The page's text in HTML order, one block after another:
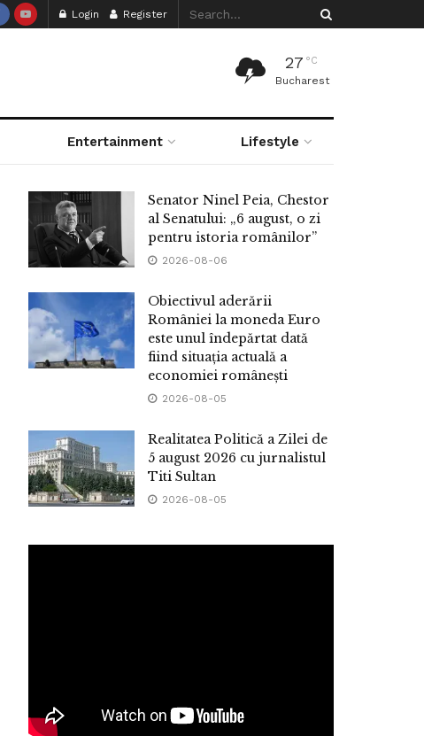
Login Register
27 °C
Bucharest
Entertainment Lifestyle
Senator Ninel Peia, Chestor
al Senatului: „6 august, o zi
pentru istoria românilor”
2026-08-06
Obiectivul aderării
României la moneda Euro
este unul îndepărtat dată
fiind situația actuală a
economiei românești
2026-08-05
Realitatea Politică a Zilei de
5 august 2026 cu jurnalistul
Titi Sultan
2026-08-05